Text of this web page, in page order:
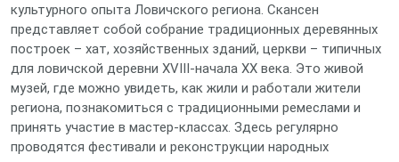
культурного опыта Ловичского региона. Скансен
представляет собой собрание традиционных деревянных
построек – хат, хозяйственных зданий, церкви – типичных
для ловичской деревни XVIII-начала XX века. Это живой
музей, где можно увидеть, как жили и работали жители
региона, познакомиться с традиционными ремеслами и
принять участие в мастер-классах. Здесь регулярно
проводятся фестивали и реконструкции народных